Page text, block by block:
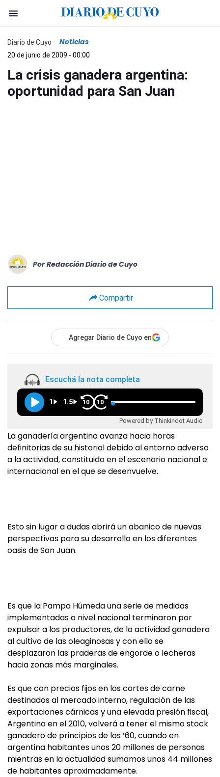
Diario de Cuyo Noticias
20 de junio de 2009 - 00:00
La crisis ganadera argentina:
oportunidad para San Juan
Por Redacción Diario de Cuyo
Compartir
Agregar Diario de Cuyo en
Escuchá la nota completa
1 1.5 10 10
Powered by Thinkindot Audio
La ganadería argentina avanza hacia horas
definitorias de su historial debido al entorno adverso
a la actividad, constituido en el escenario nacional e
internacional en el que se desenvuelve.
Esto sin lugar a dudas abrirá un abanico de nuevas
perspectivas para su desarrollo en los diferentes
oasis de San Juan.
Es que la Pampa Húmeda una serie de medidas
implementadas a nivel nacional terminaron por
expulsar a los productores, de la actividad ganadera
al cultivo de las oleaginosas y con ello se
desplazaron las praderas de engorde o lecheras
hacia zonas más marginales.
Es que con precios fijos en los cortes de carne
destinados al mercado interno, regulación de las
exportaciones cárnicas y una elevada presión fiscal,
Argentina en el 2010, volverá a tener el mismo stock
ganadero de principios de los ’60, cuando en
argentina habitantes unos 20 millones de personas
mientras en la actualidad sumamos unos 44 millones
de habitantes aproximadamente.